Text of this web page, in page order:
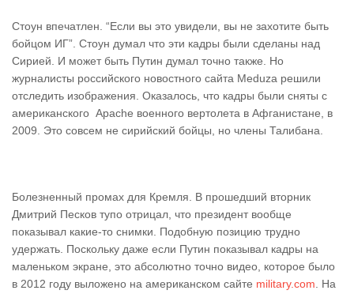
Стоун впечатлен. “Если вы это увидели, вы не захотите быть
бойцом ИГ”. Стоун думал что эти кадры были сделаны над
Сирией. И может быть Путин думал точно также. Но
журналисты российского новостного сайта Meduza решили
отследить изображения. Оказалось, что кадры были сняты с
американского Аpache военного вертолета в Афганистане, в
2009. Это совсем не сирийский бойцы, но члены Талибана.
Болезненный промах для Кремля. В прошедший вторник
Дмитрий Песков тупо отрицал, что президент вообще
показывал какие-то снимки. Подобную позицию трудно
удержать. Поскольку даже если Путин показывал кадры на
маленьком экране, это абсолютно точно видео, которое было
в 2012 году выложено на американском сайте military.com . На